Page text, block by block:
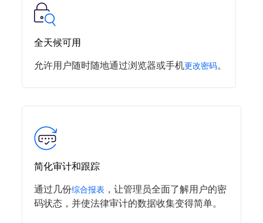
增强的用户体验
在自助服务密码重置和密码更改操作期间，向用户
全天候可用